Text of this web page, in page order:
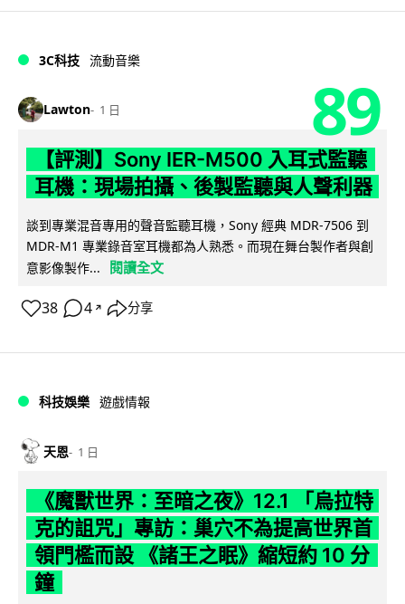
3C科技 流動音樂
Lawton 1 日 89
【評測】Sony IER-M500 入耳式監聽
耳機：現場拍攝、後製監聽與人聲利器
談到專業混音專用的聲音監聽耳機，Sony 經典 MDR-7506 到
MDR-M1 專業錄音室耳機都為人熟悉。而現在舞台製作者與創
意影像製作...
閱讀全文
38 4 ↗ 分享
科技娛樂 遊戲情報
天恩 1 日
《魔獸世界：至暗之夜》12.1 「烏拉特
克的詛咒」專訪：巢穴不為提高世界首
領門檻而設 《諸王之眠》縮短約 10 分
鐘